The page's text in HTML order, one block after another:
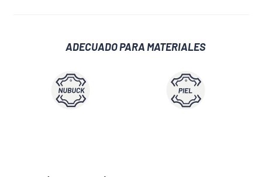
ADECUADO PARA MATERIALES